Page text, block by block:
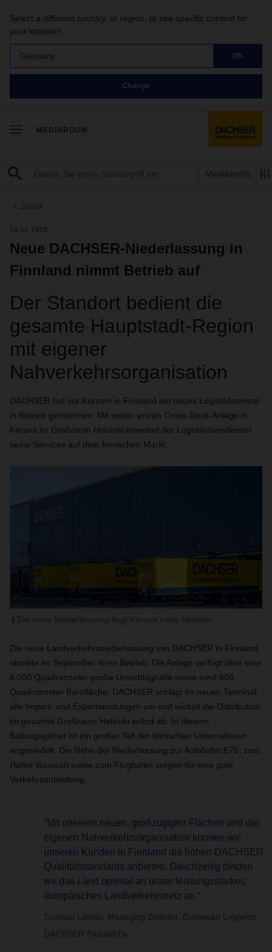
Select a different country, or region, to see specific content for
your location!
Germany OK
Change
MEDIAROOM
Merkliste(0)
Zurück
19.11.2020
Neue DACHSER-Niederlassung in
Finnland nimmt Betrieb auf
Der Standort bedient die
gesamte Hauptstadt-Region
mit eigener
Nahverkehrsorganisation
DACHSER hat vor Kurzem in Finnland ein neues Logistikterminal
in Betrieb genommen. Mit seiner ersten Cross-Dock-Anlage in
Kerava im Großraum Helsinki erweitert der Logistikdienstleister
seine Services auf dem finnischen Markt.
Die neue Landverkehrsniederlassung von DACHSER in Finnland
startete im September ihren Betrieb. Die Anlage verfügt über eine
4.000 Quadratmeter große Umschlaghalle sowie rund 600
Quadratmeter Bürofläche. DACHSER schlägt im neuen Terminal
alle Import- und Exportsendungen um und wickelt die Distribution
im gesamte Großraum Helsinki selbst ab. In diesem
Ballungsgebiet ist ein großer Teil der finnischen Unternehmen
angesiedelt. Die Nähe der Niederlassung zur Autobahn E75, zum
Hafen Vuosaari sowie zum Flughafen sorgen für eine gute
Verkehrsanbindung.
“Mit unseren neuen, großzügigen Flächen und der
eigenen Nahverkehrsorganisation können wir
unseren Kunden in Finnland die hohen DACHSER
Qualitätsstandards anbieten. Gleichzeitig binden
wir das Land optimal an unser leistungsstarkes
europäisches Landverkehrsnetz an.”
Tuomas Leimio, Managing Director, European Logistics,
DACHSER Finland Oy